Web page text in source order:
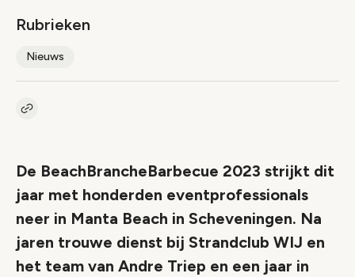
Rubrieken
Nieuws
Kopieer link naar artikel
De BeachBrancheBarbecue 2023 strijkt dit
jaar met honderden eventprofessionals
neer in Manta Beach in Scheveningen. Na
jaren trouwe dienst bij Strandclub WIJ en
het team van Andre Triep en een jaar in